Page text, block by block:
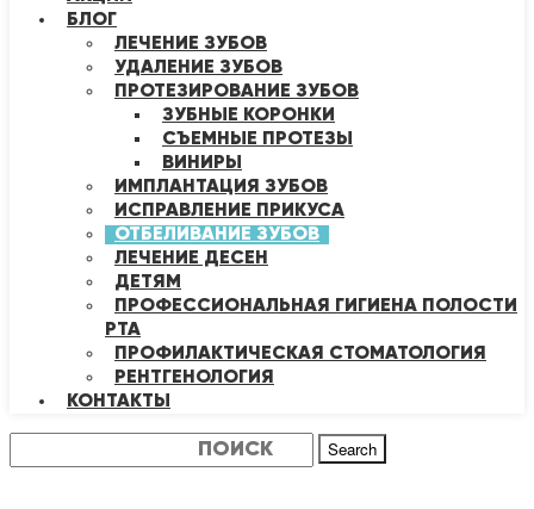
БЛОГ
ЛЕЧЕНИЕ ЗУБОВ
УДАЛЕНИЕ ЗУБОВ
ПРОТЕЗИРОВАНИЕ ЗУБОВ
ЗУБНЫЕ КОРОНКИ
СЪЕМНЫЕ ПРОТЕЗЫ
ВИНИРЫ
ИМПЛАНТАЦИЯ ЗУБОВ
ИСПРАВЛЕНИЕ ПРИКУСА
ОТБЕЛИВАНИЕ ЗУБОВ
ЛЕЧЕНИЕ ДЕСЕН
ДЕТЯМ
ПРОФЕССИОНАЛЬНАЯ ГИГИЕНА ПОЛОСТИ
РТА
ПРОФИЛАКТИЧЕСКАЯ СТОМАТОЛОГИЯ
РЕНТГЕНОЛОГИЯ
КОНТАКТЫ
Search